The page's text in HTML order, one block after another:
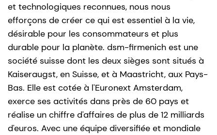
et technologiques reconnues, nous nous
efforçons de créer ce qui est essentiel à la vie,
désirable pour les consommateurs et plus
durable pour la planète. dsm-firmenich est une
société suisse dont les deux sièges sont situés à
Kaiseraugst, en Suisse, et à Maastricht, aux Pays-
Bas. Elle est cotée à l'Euronext Amsterdam,
exerce ses activités dans près de 60 pays et
réalise un chiffre d'affaires de plus de 12 milliards
d'euros. Avec une équipe diversifiée et mondiale